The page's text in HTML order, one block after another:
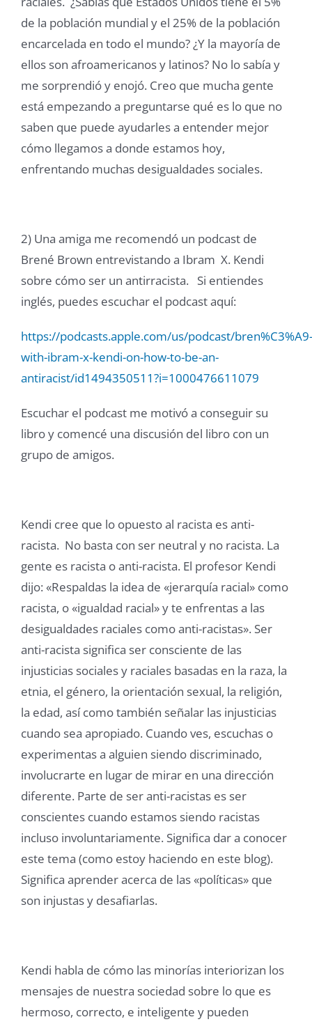
de la población mundial y el 25% de la población
encarcelada en todo el mundo? ¿Y la mayoría de
ellos son afroamericanos y latinos? No lo sabía y
me sorprendió y enojó. Creo que mucha gente
está empezando a preguntarse qué es lo que no
saben que puede ayudarles a entender mejor
cómo llegamos a donde estamos hoy,
enfrentando muchas desigualdades sociales.
2) Una amiga me recomendó un podcast de
Brené Brown entrevistando a Ibram X. Kendi
sobre cómo ser un antirracista. Si entiendes
inglés, puedes escuchar el podcast aquí:
https://podcasts.apple.com/us/podcast/bren%C3%A9-
with-ibram-x-kendi-on-how-to-be-an-
antiracist/id1494350511?i=1000476611079
Escuchar el podcast me motivó a conseguir su
libro y comencé una discusión del libro con un
grupo de amigos.
Kendi cree que lo opuesto al racista es anti-
racista. No basta con ser neutral y no racista. La
gente es racista o anti-racista. El profesor Kendi
dijo: «Respaldas la idea de «jerarquía racial» como
racista, o «igualdad racial» y te enfrentas a las
desigualdades raciales como anti-racistas». Ser
anti-racista significa ser consciente de las
injusticias sociales y raciales basadas en la raza, la
etnia, el género, la orientación sexual, la religión,
la edad, así como también señalar las injusticias
cuando sea apropiado. Cuando ves, escuchas o
experimentas a alguien siendo discriminado,
involucrarte en lugar de mirar en una dirección
diferente. Parte de ser anti-racistas es ser
conscientes cuando estamos siendo racistas
incluso involuntariamente. Significa dar a conocer
este tema (como estoy haciendo en este blog).
Significa aprender acerca de las «políticas» que
son injustas y desafiarlas.
Kendi habla de cómo las minorías interiorizan los
mensajes de nuestra sociedad sobre lo que es
hermoso, correcto, e inteligente y pueden